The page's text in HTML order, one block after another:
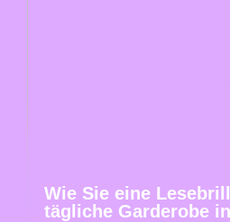
Wie Sie eine
tägliche Garderobe